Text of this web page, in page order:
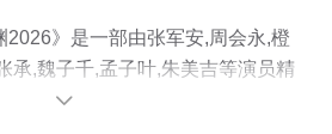
2026》是一部由张军安,周会永,橙
承,魏子千,孟子叶,朱美吉等演员精
剧，手机免费观看高清无删减完整
